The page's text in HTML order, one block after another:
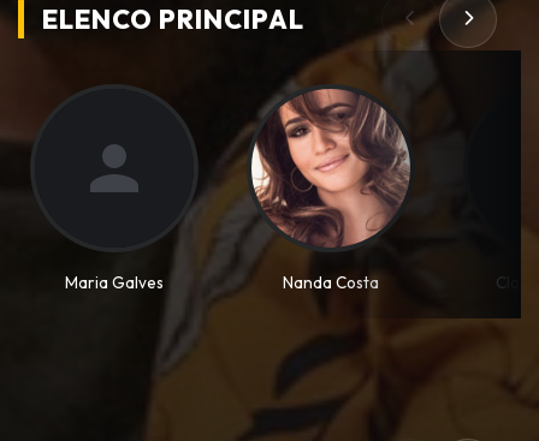
ELENCO PRINCIPAL
Maria Galves Nanda Costa